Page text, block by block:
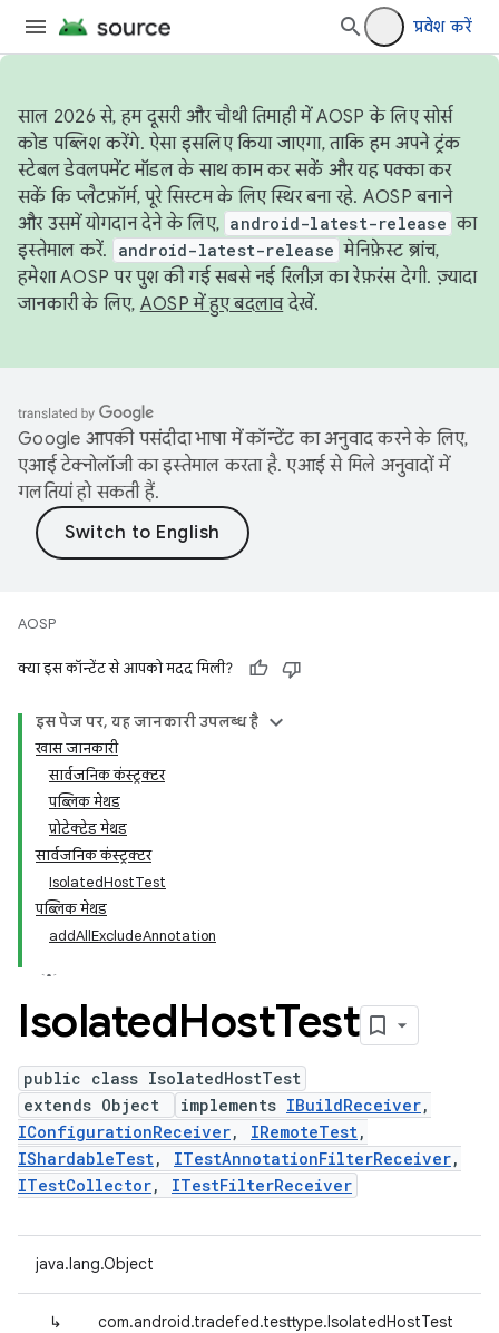
प्रवेश करें
साल 2026 से, हम दूसरी और चौथी तिमाही में AOSP के लिए सोर्स
कोड पब्लिश करेंगे. ऐसा इसलिए किया जाएगा, ताकि हम अपने ट्रंक
स्टेबल डेवलपमेंट मॉडल के साथ काम कर सकें और यह पक्का कर
सकें कि प्लैटफ़ॉर्म, पूरे सिस्टम के लिए स्थिर बना रहे. AOSP बनाने
और उसमें योगदान देने के लिए, android-latest-release का
इस्तेमाल करें.
android-latest-release मेनिफ़ेस्ट ब्रांच,
हमेशा AOSP पर पुश की गई सबसे नई रिलीज़ का रेफ़रंस देगी. ज़्यादा
जानकारी के लिए, AOSP में हुए बदलावदेखें.
Google आपकी पसंदीदा भाषा में कॉन्टेंट का अनुवाद करने के लिए,
एआई टेक्नोलॉजी का इस्तेमाल करता है. एआई से मिले अनुवादों में
गलतियां हो सकती हैं.
AOSP
क्या इस कॉन्टेंट से आपको मदद मिली?
इस पेज पर, यह जानकारी उपलब्ध है
खास जानकारी
सार्वजनिक कंस्ट्रक्टर
पब्लिक मेथड
प्रोटेक्टेड मेथड
सार्वजनिक कंस्ट्रक्टर
IsolatedHostTest
पब्लिक मेथड
addAllExcludeAnnotation
IsolatedHostTest
public class IsolatedHostTest
extends Object
implements IBuildReceiver,
IConfigurationReceiver, IRemoteTest,
IShardableTest, ITestAnnotationFilterReceiver,
ITestCollector, ITestFilterReceiver
java.lang.Object
↳ com.android.tradefed.testtype.IsolatedHostTest